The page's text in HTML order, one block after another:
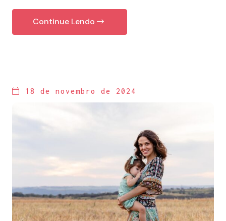
Continue Lendo
18 de novembro de 2024